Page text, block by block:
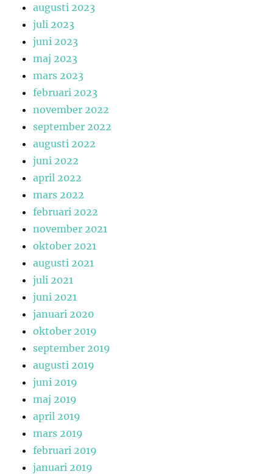
augusti 2023
juli 2023
juni 2023
maj 2023
mars 2023
februari 2023
november 2022
september 2022
augusti 2022
juni 2022
april 2022
mars 2022
februari 2022
november 2021
oktober 2021
augusti 2021
juli 2021
juni 2021
januari 2020
oktober 2019
september 2019
augusti 2019
juni 2019
maj 2019
april 2019
mars 2019
februari 2019
januari 2019